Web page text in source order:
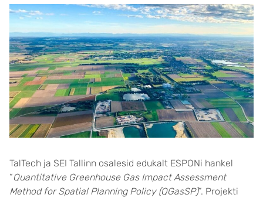
TalTech ja SEI Tallinn osalesid edukalt ESPONi hankel
“Quantitative Greenhouse Gas Impact Assessment
Method for Spatial Planning Policy (QGasSP)”. Projekti